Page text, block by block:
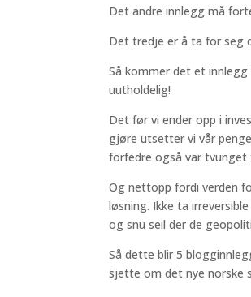
Det andre innlegg må
Det tredje er å ta for seg
Så kommer det et innlegg
uutholdelig!
Det før vi ender opp i
gjøre utsetter vi vår
forfedre også var tvunget
Og nettopp fordi verden
løsning. Ikke ta
og snu seil der de
Så dette blir 5
sjette om det nye norske